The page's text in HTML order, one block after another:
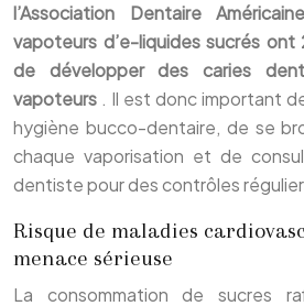
l’Association Dentaire
vapoteurs d’e-liquides sucrés
de développer des caries
vapoteurs . Il est donc important
hygiène bucco-dentaire, de se
chaque vaporisation et de
dentiste pour des contrôles
Risque de maladies
menace sérieuse
La consommation de sucres